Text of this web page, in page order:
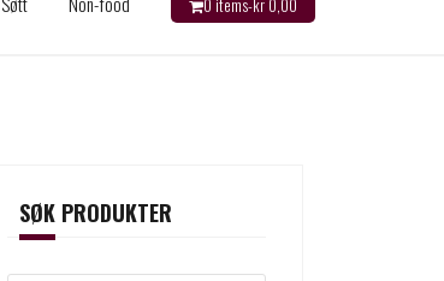
0 items-kr0,00
SØK PRODUKTER